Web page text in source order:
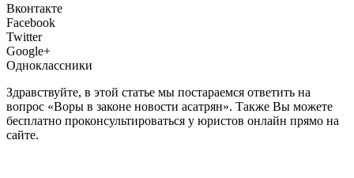
Вконтакте
Facebook
Twitter
Google+
Одноклассники
Здравствуйте, в этой статье мы постараемся ответить на
вопрос «Воры в законе новости асатрян». Также Вы можете
бесплатно проконсультироваться у юристов онлайн прямо на
сайте.